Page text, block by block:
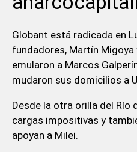
Globant está radicada en
fundadores, Martín Migoya
emularon a Marcos
mudaron sus domicilios a
Desde la otra orilla del Río
cargas impositivas y
apoyan a Milei.